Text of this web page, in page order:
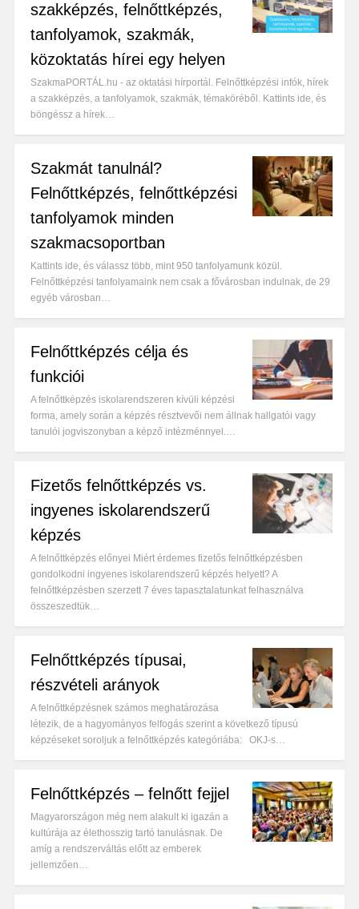
szakképzés, felnőttképzés,
tanfolyamok, szakmák,
közoktatás hírei egy helyen
SzakmaPORTÁL.hu - az oktatási hírportál. Felnőttképzési infók, hírek
a szakképzés, a tanfolyamok, szakmák, témaköréből. Kattints ide, és
böngéssz a hírek…
Szakmát tanulnál?
Felnőttképzés, felnőttképzési
tanfolyamok minden
szakmacsoportban
Kattints ide, és válassz több, mint 950 tanfolyamunk közül.
Felnőttképzési tanfolyamaink nem csak a fővárosban indulnak, de 29
egyéb városban…
Felnőttképzés célja és
funkciói
A felnőttképzés iskolarendszeren kívüli képzési
forma, amely során a képzés résztvevői nem állnak hallgatói vagy
tanulói jogviszonyban a képző intézménnyel.…
Fizetős felnőttképzés vs.
ingyenes iskolarendszerű
képzés
A felnőttképzés előnyei Miért érdemes fizetős felnőttképzésben
gondolkodni ingyenes iskolarendszerű képzés helyett? A
felnőttképzésben szerzett 7 éves tapasztalatunkat felhasználva
összeszedtük…
Felnőttképzés típusai,
részvételi arányok
A felnőttképzésnek számos meghatározása
létezik, de a hagyományos felfogás szerint a következő típusú
képzéseket soroljuk a felnőttképzés kategóriába: OKJ-s…
Felnőttképzés – felnőtt fejjel
Magyarországon még nem alakult ki igazán a
kultúrája az élethosszig tartó tanulásnak. De
amíg a rendszerváltás előtt az emberek
jellemzően…